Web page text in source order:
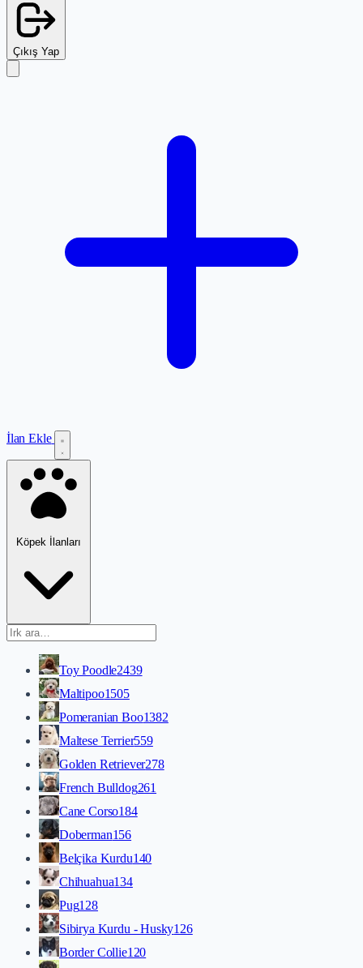
Çıkış Yap
İlan Ekle
Köpek İlanları
Toy Poodle2439
Maltipoo1505
Pomeranian Boo1382
Maltese Terrier559
Golden Retriever278
French Bulldog261
Cane Corso184
Doberman156
Belçika Kurdu140
Chihuahua134
Pug128
Sibirya Kurdu - Husky126
Border Collie120